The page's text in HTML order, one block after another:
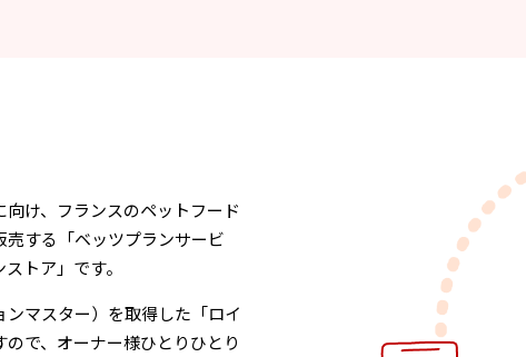
け、フランスのペットフード
する「ベッツプランサービ
トア」です。
マスター）を取得した「ロイ
で、オーナー様ひとりひとり